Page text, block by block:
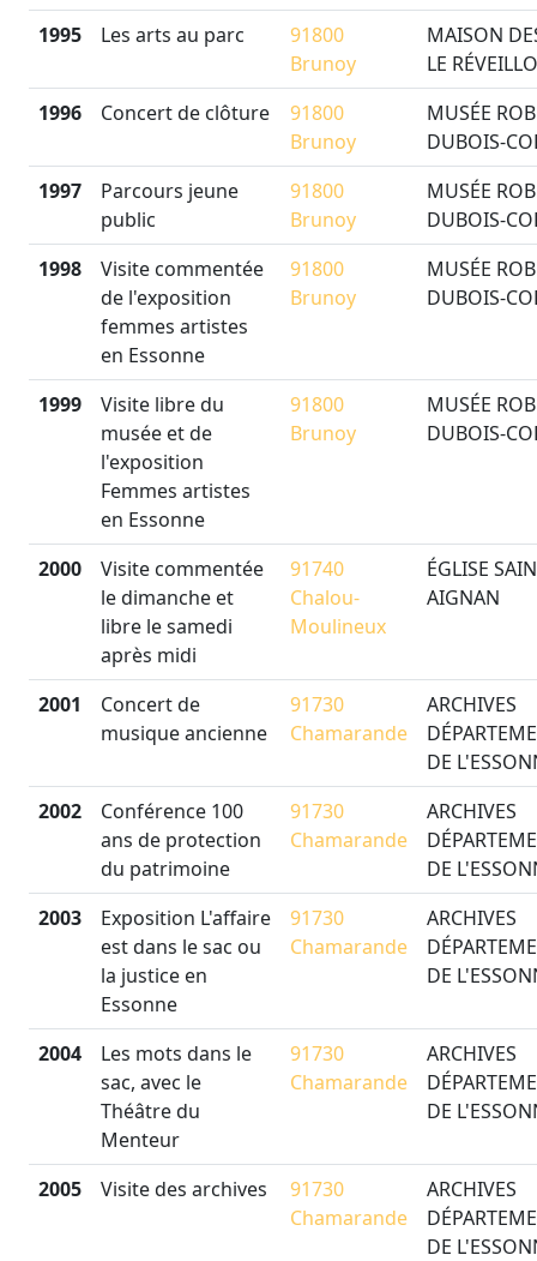
1995 Les arts au parc
91800
Brunoy
MAISON
LE
1996
Concert de clôture
91800
Brunoy
MUSÉE
DUBOIS-
1997
Parcours jeune
public
91800
Brunoy
MUSÉE
DUBOIS-
1998
Visite commentée
de l'exposition
femmes artistes
en Essonne
91800
Brunoy
MUSÉE
DUBOIS-
1999
Visite libre du
musée et de
l'exposition
Femmes artistes
en Essonne
91800
Brunoy
MUSÉE
DUBOIS-
2000
Visite commentée
le dimanche et
libre le samedi
après midi
91740
Chalou-
Moulineux
ÉGLISE
AIGNAN
2001
Concert de
musique ancienne
91730
Chamarande
ARCHIVES
DE
2002
Conférence 100
ans de protection
du patrimoine
91730
Chamarande
ARCHIVES
DE
2003
Exposition L'affaire
est dans le sac ou
la justice en
Essonne
91730
Chamarande
ARCHIVES
DE
2004
Les mots dans le
sac, avec le
Théâtre du
Menteur
91730
Chamarande
ARCHIVES
DE
2005 Visite des archives
91730
Chamarande
ARCHIVES
DE